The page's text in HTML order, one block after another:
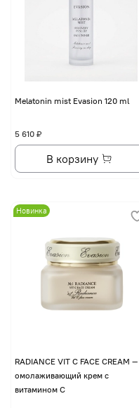
Melatonin mist Evasion 120 ml
5 610 ₽
В корзину
Новинка
RADIANCE VIT C FACE CREAM —
омолаживающий крем с
витамином С